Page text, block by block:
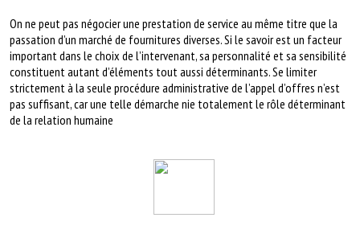
On ne peut pas négocier une prestation de service au même titre que la
passation d’un marché de fournitures diverses. Si le savoir est un facteur
important dans le choix de l’intervenant, sa personnalité et sa sensibilité
constituent autant d’éléments tout aussi déterminants. Se limiter
strictement à la seule procédure administrative de l’appel d’offres n’est
pas suffisant, car une telle démarche nie totalement le rôle déterminant
de la relation humaine